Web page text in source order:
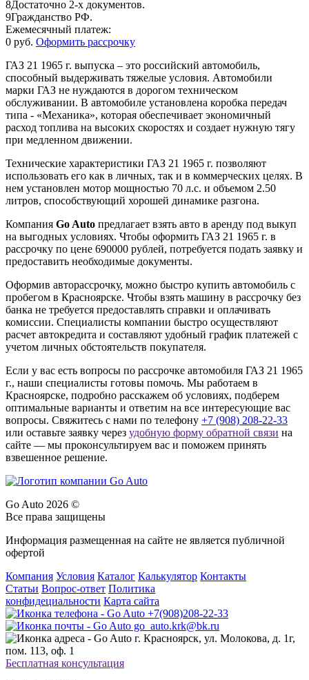
8Достаточно 2-х документов.
9Гражданство РФ.
Ежемесячный платеж:
0 руб. Оформить рассрочку
ГАЗ 21 1965 г. выпуска – это российский автомобиль,
способный выдерживать тяжелые условия. Автомобили
марки ГАЗ не нуждаются в дорогом техническом
обслуживании. В автомобиле установлена коробка передач
типа - «Механика», которая обеспечивает экономичный
расход топлива на высоких скоростях и создает нужную тягу
при медленном движении.
Технические характеристики ГАЗ 21 1965 г. позволяют
использовать его как в личных, так и в коммерческих целях. В
нем установлен мотор мощностью 70 л.с. и объемом 2.50
литров, способствующий хорошей динамике разгона.
Компания Go Auto предлагает взять авто в аренду под выкуп
на выгодных условиях. Чтобы оформить ГАЗ 21 1965 г. в
рассрочку по цене 690000 рублей, потребуется подать заявку и
предоставить необходимые документы.
Оформив авторассрочку, можно быстро купить автомобиль с
пробегом в Красноярске. Чтобы взять машину в рассрочку без
банка не требуется предоставлять справки и оплачивать
комиссии. Специалисты компании быстро осуществляют
расчет автокредита и составляют удобный график платежей с
учетом личных обстоятельств покупателя.
Если у вас есть вопросы по рассрочке автомобиля ГАЗ 21 1965
г., наши специалисты готовы помочь. Мы работаем в
Красноярске, подробно расскажем об условиях, подберем
оптимальные варианты и ответим на все интересующие вас
вопросы. Свяжитесь с нами по телефону +7 (908) 208-22-33
или оставьте заявку через удобную форму обратной связи на
сайте — мы проконсультируем вас и поможем принять
взвешенное решение.
Go Auto 2026 ©
Все права защищены
Информация размещенная на сайте не является публичной
офертой
Компания Условия Каталог Калькулятор Контакты
Статьи Вопрос-ответ Политика
конфидециальности Карта сайта
+7(908)208-22-33
go_auto.krk@bk.ru
г. Красноярск, ул. Молокова, д. 1г,
пом. 113, оф. 1
Бесплатная консультация